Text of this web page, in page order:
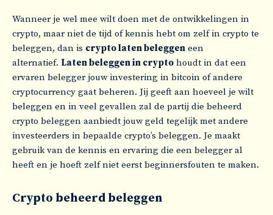
Wanneer je wel mee wilt doen met de ontwikkelingen in
crypto, maar niet de tijd of kennis hebt om zelf in crypto te
beleggen, dan is crypto laten beleggen een
alternatief. Laten beleggen in crypto houdt in dat een
ervaren belegger jouw investering in bitcoin of andere
cryptocurrency gaat beheren. Jij geeft aan hoeveel je wilt
beleggen en in veel gevallen zal de partij die beheerd
crypto beleggen aanbiedt jouw geld tegelijk met andere
investeerders in bepaalde crypto’s beleggen. Je maakt
gebruik van de kennis en ervaring die een belegger al
heeft en je hoeft zelf niet eerst beginnersfouten te maken.
Crypto beheerd beleggen